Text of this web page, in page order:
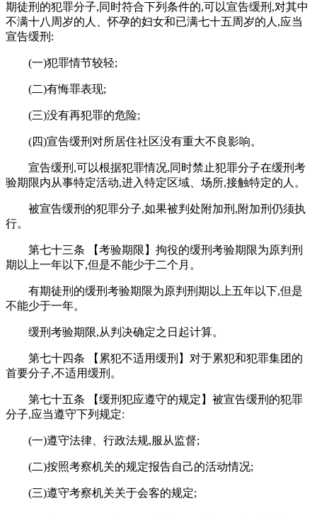
期徒刑的犯罪分子,同时符合下列条件的,可以宣告缓刑,对其中
不满十八周岁的人、怀孕的妇女和已满七十五周岁的人,应当
宣告缓刑:
(一)犯罪情节较轻;
(二)有悔罪表现;
(三)没有再犯罪的危险;
(四)宣告缓刑对所居住社区没有重大不良影响。
宣告缓刑,可以根据犯罪情况,同时禁止犯罪分子在缓刑考
验期限内从事特定活动,进入特定区域、场所,接触特定的人。
被宣告缓刑的犯罪分子,如果被判处附加刑,附加刑仍须执
行。
第七十三条 【考验期限】拘役的缓刑考验期限为原判刑
期以上一年以下,但是不能少于二个月。
有期徒刑的缓刑考验期限为原判刑期以上五年以下,但是
不能少于一年。
缓刑考验期限,从判决确定之日起计算。
第七十四条 【累犯不适用缓刑】对于累犯和犯罪集团的
首要分子,不适用缓刑。
第七十五条 【缓刑犯应遵守的规定】被宣告缓刑的犯罪
分子,应当遵守下列规定:
(一)遵守法律、行政法规,服从监督;
(二)按照考察机关的规定报告自己的活动情况;
(三)遵守考察机关关于会客的规定;